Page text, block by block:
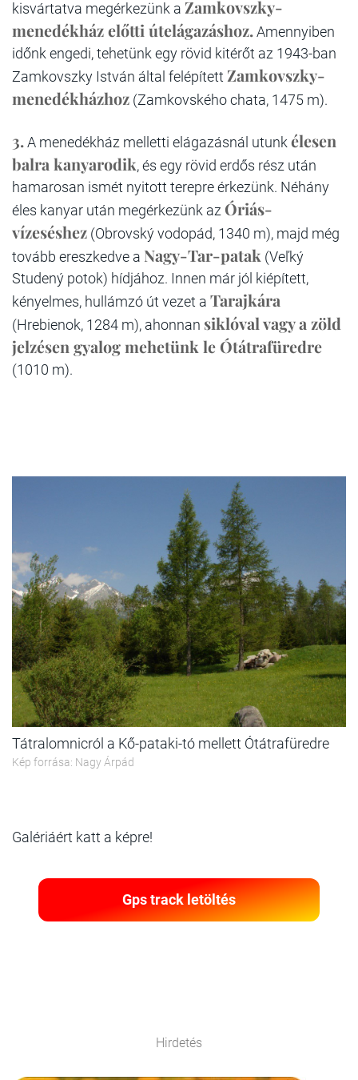
kisvártatva megérkezünk a Zamkovszky-
menedékház előtti útelágazáshoz.Amennyiben
időnk engedi, tehetünk egy rövid kitérőt az 1943-ban
Zamkovszky István által felépített Zamkovszky-
menedékházhoz (Zamkovského chata, 1475 m).
3.A menedékház melletti elágazásnál utunk élesen
balra kanyarodik, és egy rövid erdős rész után
hamarosan ismét nyitott terepre érkezünk. Néhány
éles kanyar után megérkezünk az Óriás-
vízeséshez (Obrovský vodopád, 1340 m), majd még
tovább ereszkedve a Nagy-Tar-patak (Veľký
Studený potok) hídjához. Innen már jól kiépített,
kényelmes, hullámzó út vezet a Tarajkára
(Hrebienok, 1284 m), ahonnan siklóval vagy a zöld
jelzésen gyalog mehetünk le Ótátrafüredre
(1010 m).
Tátralomnicról a Kő-pataki-tó mellett Ótátrafüredre
Kép forrása: Nagy Árpád
Galériáért katt a képre!
Gps track letöltés
Hirdetés